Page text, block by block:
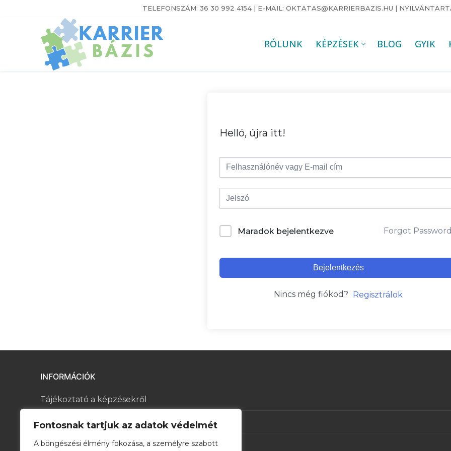
Fontosnak tartjuk az adatok védelmét
A böngészési élmény fokozása, a személyre szabott
TELEFONSZÁM: 36 30 992 4154 | E-MAIL: OKTATAS@KARRIERBAZIS.HU |
RÓLUNK KÉPZÉSEK BLOG GYIK
Helló, újra itt!
Maradok bejelentkezve Forgot
Bejelentkezés
Nincs még fiókod? Regisztrálok
INFORMÁCIÓK
Tájékoztató a képzésekről
Kapcsolat
Általános Szerződési Feltételek